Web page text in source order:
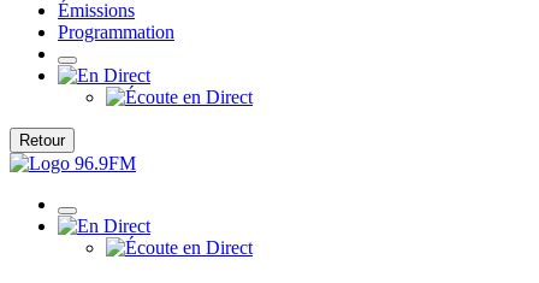
Émissions
Programmation
Retour